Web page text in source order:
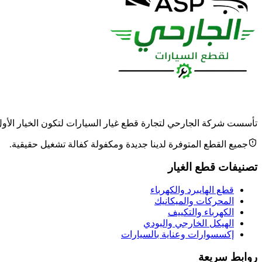
تأسست شركة الجارحي لتجارة قطع غيار السيارات لتكون الخيار الأول
جميع القطع المتوفرة لدينا جديدة ومكفولة كفالة تشغيل حقيقية.
تصنيفات قطع الغيار
قطع الهايبرد والكهرباء
المحركات والميكانيك
الكهرباء والتكييف
الهيكل الخارجي والبودي
إكسسوارات وعناية بالسيارات
روابط سريعة